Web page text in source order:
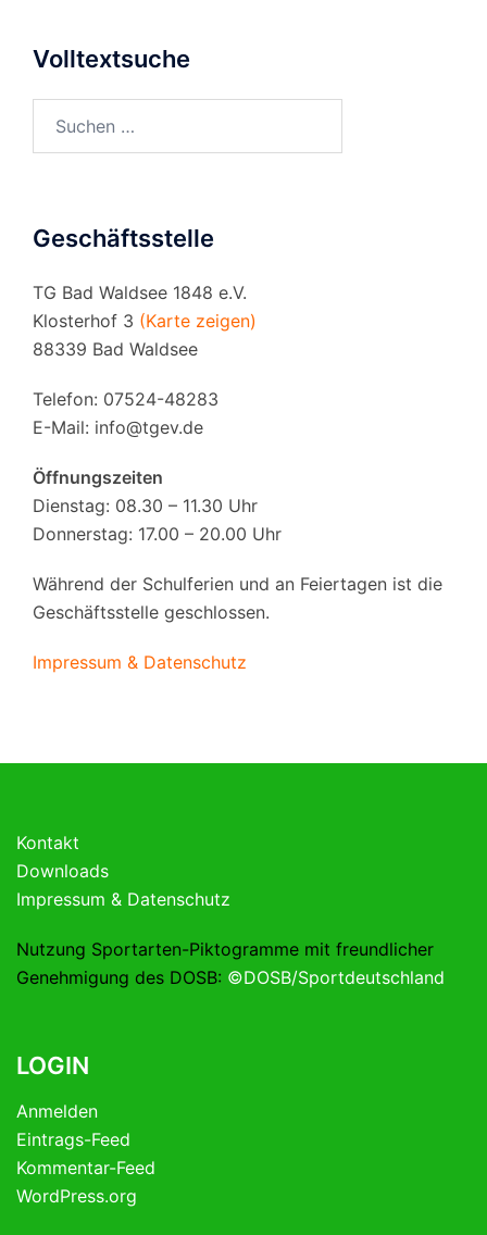
Volltextsuche
Geschäftsstelle
TG Bad Waldsee 1848 e.V.
Klosterhof 3 (Karte zeigen)
88339 Bad Waldsee
Telefon: 07524-48283
E-Mail: info@tgev.de
Öffnungszeiten
Dienstag: 08.30 – 11.30 Uhr
Donnerstag: 17.00 – 20.00 Uhr
Während der Schulferien und an Feiertagen ist die
Geschäftsstelle geschlossen.
Impressum & Datenschutz
Kontakt
Downloads
Impressum & Datenschutz
Nutzung Sportarten-Piktogramme mit freundlicher
Genehmigung des DOSB: ©DOSB/Sportdeutschland
LOGIN
Anmelden
Eintrags-Feed
Kommentar-Feed
WordPress.org